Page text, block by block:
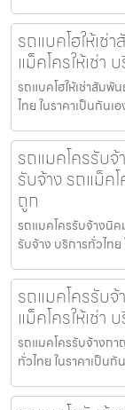
รถแบคโฮให้เช่
แม็คโครให้เช่า
รถแบคโฮให้เช่าสัมพั
ไทย ในราคาเป็นกัน
รถแมคโครรับ
รับจ้าง รถแม็ค
ถูก
รถแมคโครรับจ้างนิค
รับจ้าง บริการทั่วไท
รถแมคโครรับ
แม็คโครให้เช่า
รถแมคโครรับจ้างกา
ทั่วไทย ในราคาเป็น